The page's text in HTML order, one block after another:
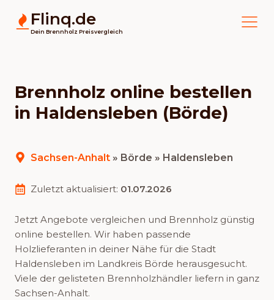
Flinq.de
Dein Brennholz Preisvergleich
Brennholz online bestellen
in Haldensleben (Börde)
Sachsen-Anhalt » Börde » Haldensleben
Zuletzt aktualisiert: 01.07.2026
Jetzt Angebote vergleichen und Brennholz günstig
online bestellen. Wir haben passende
Holzlieferanten in deiner Nähe für die Stadt
Haldensleben im Landkreis Börde herausgesucht.
Viele der gelisteten Brennholzhändler liefern in ganz
Sachsen-Anhalt.